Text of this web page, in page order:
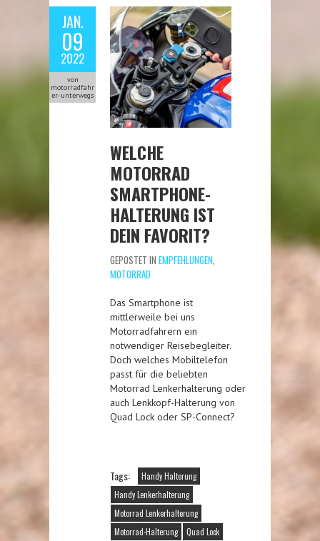
JAN.
09
2022
von
motorradfahr
er-unterwegs
WELCHE
MOTORRAD
SMARTPHONE-
HALTERUNG IST
DEIN FAVORIT?
GEPOSTET IN EMPFEHLUNGEN,
MOTORRAD
Das Smartphone ist
mittlerweile bei uns
Motorradfahrern ein
notwendiger Reisebegleiter.
Doch welches Mobiltelefon
passt für die beliebten
Motorrad Lenkerhalterung oder
auch Lenkkopf-Halterung von
Quad Lock oder SP-Connect?
Tags:
Handy Halterung
Handy Lenkerhalterung
Motorrad Lenkerhalterung
Motorrad-Halterung
Quad Lock